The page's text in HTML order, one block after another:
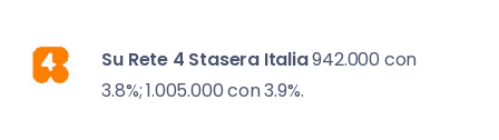
Su Rete 4 Stasera Italia942.000 con
3.8%; 1.005.000 con 3.9%.